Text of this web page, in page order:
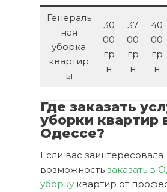
Генераль
ная
уборка
квартир
ы
30
00
гр
н
37
00
гр
н
40
00
гр
н
Где заказать
уборки квартир
Одессе?
Если вас заинтересовала
возможностьзаказать в
уборку квартир от